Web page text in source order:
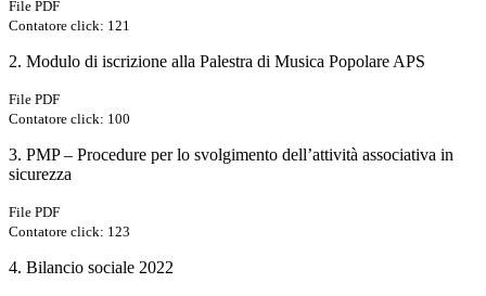
File PDF
Contatore click: 121
2. Modulo di iscrizione alla Palestra di Musica Popolare APS
File PDF
Contatore click: 100
3. PMP – Procedure per lo svolgimento dell’attività associativa in
sicurezza
File PDF
Contatore click: 123
4. Bilancio sociale 2022